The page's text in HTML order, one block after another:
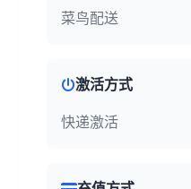
菜鸟配送
激活方式
快递激活